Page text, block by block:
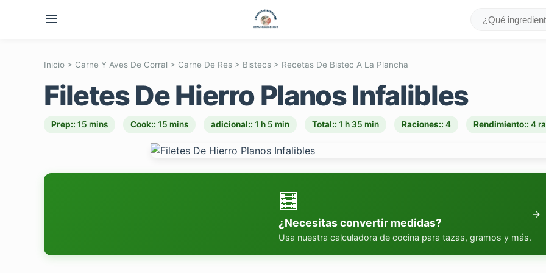
Inicio > Carne Y Aves De Corral > Carne De Res > Bistecs > Recetas De Bistec A La Plancha
Filetes De Hierro Planos Infalibles
Prep:: 15 mins Cook:: 15 mins adicional:: 1 h 5 min Total:: 1 h 35 min Raciones:: 4 Rendimiento:: 4
🧮
¿Necesitas convertir medidas?
Usa nuestra calculadora de cocina para tazas, gramos y más.
→